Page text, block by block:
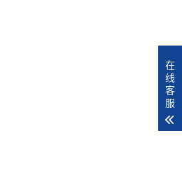
在
线
客
服